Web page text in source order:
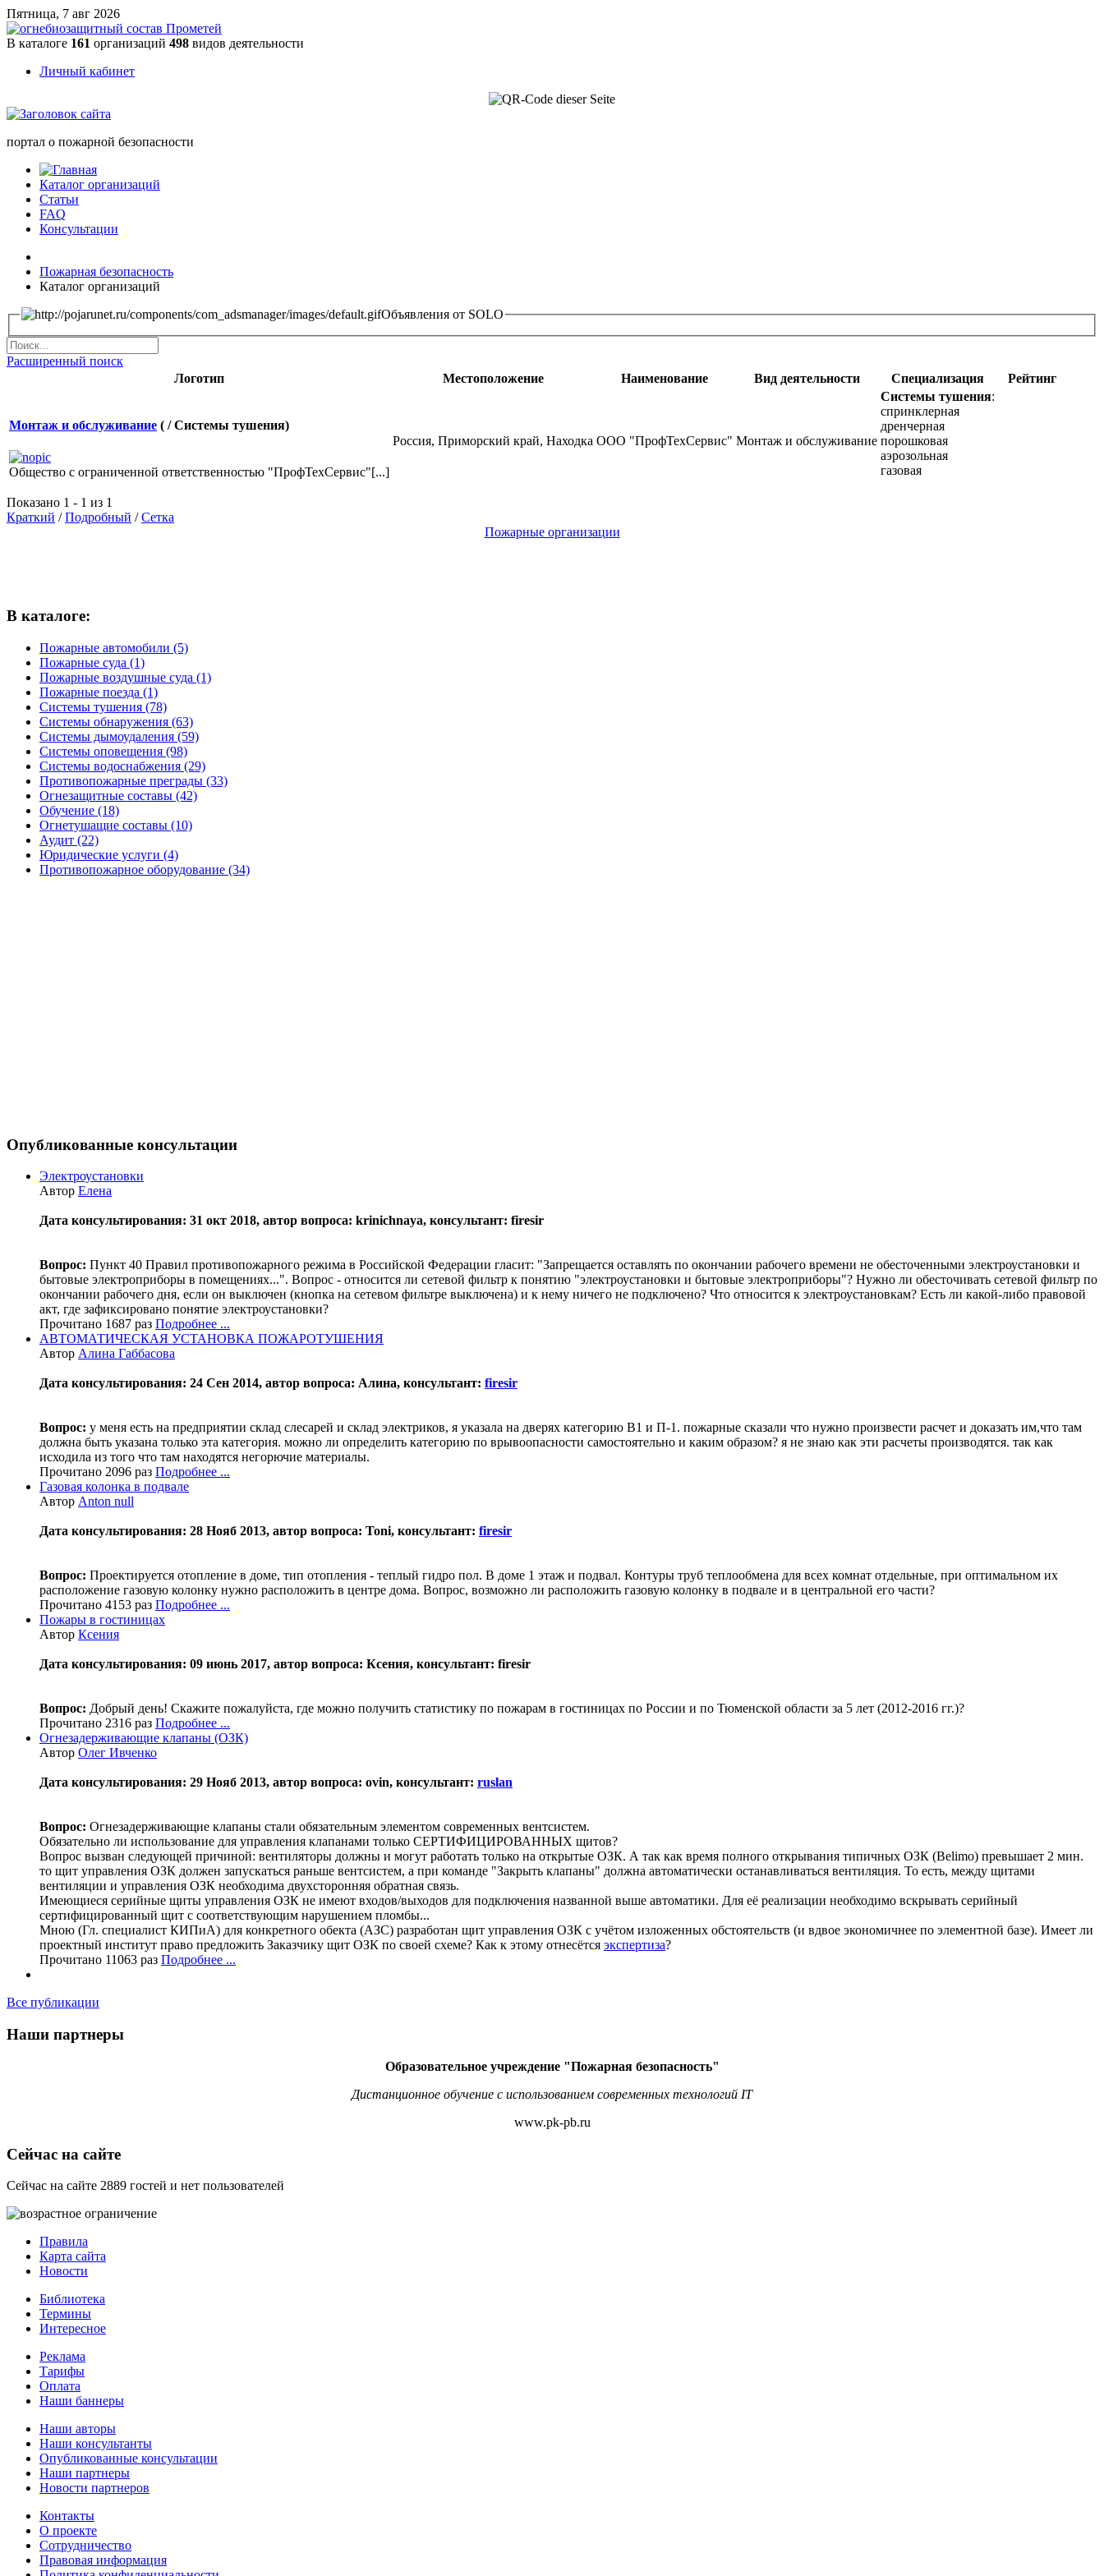
Пятница, 7 авг 2026
В каталоге 161 организаций 498 видов деятельности
Личный кабинет
портал о пожарной безопасности
Каталог организаций
Статьи
FAQ
Консультации
Пожарная безопасность
Каталог организаций
Объявления от SOLO
Расширенный поиск
Логотип
Местоположение Наименование Вид деятельности Специализация Рейтинг
Монтаж и обслуживание ( / Системы тушения)
Общество с ограниченной ответственностью "ПрофТехСервис"[...]
Россия, Приморский край, Находка ООО "ПрофТехСервис" Монтаж и обслуживание
Системы тушения:
спринклерная
дренчерная
порошковая
аэрозольная
газовая
Показано 1 - 1 из 1
Краткий /Подробный /Сетка
Пожарные организации
В каталоге:
Пожарные автомобили (5)
Пожарные суда (1)
Пожарные воздушные суда (1)
Пожарные поезда (1)
Системы тушения (78)
Системы обнаружения (63)
Системы дымоудаления (59)
Системы оповещения (98)
Системы водоснабжения (29)
Противопожарные преграды (33)
Огнезащитные составы (42)
Обучение (18)
Огнетушащие составы (10)
Аудит (22)
Юридические услуги (4)
Противопожарное оборудование (34)
Опубликованные консультации
Электроустановки
Автор Елена
Дата консультирования: 31 окт 2018, автор вопроса: krinichnaya, консультант: firesir
Вопрос: Пункт 40 Правил противопожарного режима в Российской Федерации гласит: "Запрещается оставлять по окончании рабочего времени не обесточенными электроустановки и
бытовые электроприборы в помещениях...". Вопрос - относится ли сетевой фильтр к понятию "электроустановки и бытовые электроприборы"? Нужно ли обесточивать сетевой фильтр по
окончании рабочего дня, если он выключен (кнопка на сетевом фильтре выключена) и к нему ничего не подключено? Что относится к электроустановкам? Есть ли какой-либо правовой
акт, где зафиксировано понятие электроустановки?
Прочитано 1687 раз Подробнее ...
АВТОМАТИЧЕСКАЯ УСТАНОВКА ПОЖАРОТУШЕНИЯ
Автор Алина Габбасова
Дата консультирования: 24 Сен 2014, автор вопроса: Алина, консультант: firesir
Вопрос: у меня есть на предприятии склад слесарей и склад электриков, я указала на дверях категорию В1 и П-1. пожарные сказали что нужно произвести расчет и доказать им,что там
должна быть указана только эта категория. можно ли определить категорию по врывоопасности самостоятельно и каким образом? я не знаю как эти расчеты производятся. так как
исходила из того что там находятся негорючие материалы.
Прочитано 2096 раз Подробнее ...
Газовая колонка в подвале
Автор Anton null
Дата консультирования: 28 Нояб 2013, автор вопроса: Toni, консультант: firesir
Вопрос: Проектируется отопление в доме, тип отопления - теплый гидро пол. В доме 1 этаж и подвал. Контуры труб теплообмена для всех комнат отдельные, при оптимальном их
расположение газовую колонку нужно расположить в центре дома. Вопрос, возможно ли расположить газовую колонку в подвале и в центральной его части?
Прочитано 4153 раз Подробнее ...
Пожары в гостиницах
Автор Ксения
Дата консультирования: 09 июнь 2017, автор вопроса: Ксения, консультант: firesir
Вопрос: Добрый день! Скажите пожалуйста, где можно получить статистику по пожарам в гостиницах по России и по Тюменской области за 5 лет (2012-2016 гг.)?
Прочитано 2316 раз Подробнее ...
Огнезадерживающие клапаны (ОЗК)
Автор Олег Ивченко
Дата консультирования: 29 Нояб 2013, автор вопроса: ovin, консультант: ruslan
Вопрос: Огнезадерживающие клапаны стали обязательным элементом современных вентсистем.
Обязательно ли использование для управления клапанами только СЕРТИФИЦИРОВАННЫХ щитов?
Вопрос вызван следующей причиной: вентиляторы должны и могут работать только на открытые ОЗК. А так как время полного открывания типичных ОЗК (Belimo) превышает 2 мин.
то щит управления ОЗК должен запускаться раньше вентсистем, а при команде "Закрыть клапаны" должна автоматически останавливаться вентиляция. То есть, между щитами
вентиляции и управления ОЗК необходима двухсторонняя обратная связь.
Имеющиеся серийные щиты управления ОЗК не имеют входов/выходов для подключения названной выше автоматики. Для её реализации необходимо вскрывать серийный
сертифицированный щит с соответствующим нарушением пломбы...
Мною (Гл. специалист КИПиА) для конкретного обекта (АЗС) разработан щит управления ОЗК с учётом изложенных обстоятельств (и вдвое экономичнее по элементной базе). Имеет ли
проектный институт право предложить Заказчику щит ОЗК по своей схеме? Как к этому отнесётся экспертиза?
Прочитано 11063 раз Подробнее ...
Все публикации
Наши партнеры
Образовательное учреждение "Пожарная безопасность"
Дистанционное обучение с использованием современных технологий IT
www.pk-pb.ru
Сейчас на сайте
Сейчас на сайте 2889 гостей и нет пользователей
Правила
Карта сайта
Новости
Библиотека
Термины
Интересное
Реклама
Тарифы
Оплата
Наши баннеры
Наши авторы
Наши консультанты
Опубликованные консультации
Наши партнеры
Новости партнеров
Контакты
О проекте
Сотрудничество
Правовая информация